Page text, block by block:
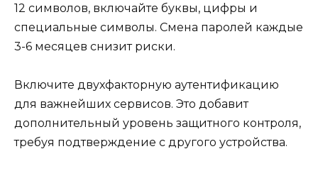
12 символов, включайте буквы, цифры и
специальные символы. Смена паролей каждые
3-6 месяцев снизит риски.
Включите двухфакторную аутентификацию
для важнейших сервисов. Это добавит
дополнительный уровень защитного контроля,
требуя подтверждение с другого устройства.